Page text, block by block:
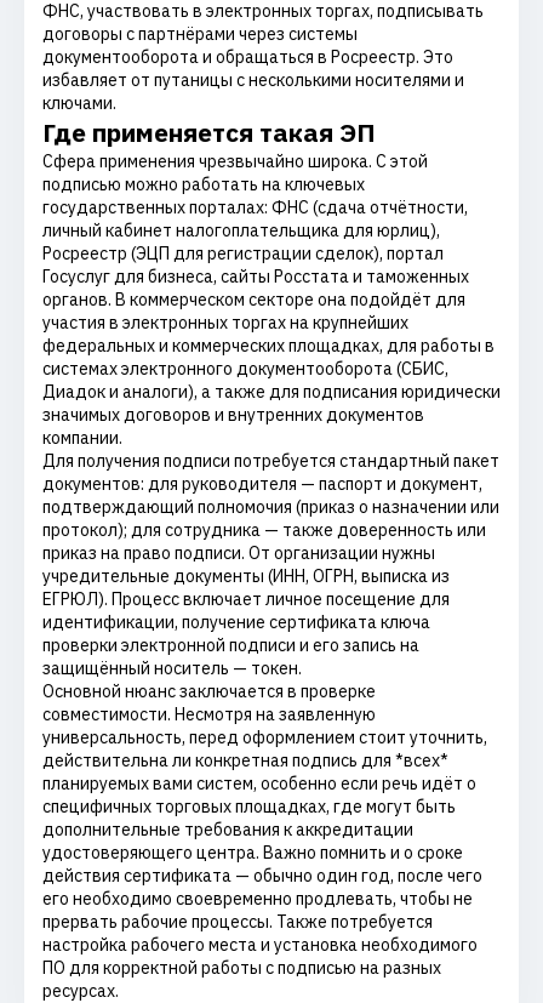
ФНС, участвовать в электронных торгах, подписывать
договоры с партнёрами через системы
документооборота и обращаться в Росреестр. Это
избавляет от путаницы с несколькими носителями и
ключами.
Где применяется такая ЭП
Сфера применения чрезвычайно широка. С этой
подписью можно работать на ключевых
государственных порталах: ФНС (сдача отчётности,
личный кабинет налогоплательщика для юрлиц),
Росреестр (ЭЦП для регистрации сделок), портал
Госуслуг для бизнеса, сайты Росстата и таможенных
органов. В коммерческом секторе она подойдёт для
участия в электронных торгах на крупнейших
федеральных и коммерческих площадках, для работы в
системах электронного документооборота (СБИС,
Диадок и аналоги), а также для подписания юридически
значимых договоров и внутренних документов
компании.
Для получения подписи потребуется стандартный пакет
документов: для руководителя — паспорт и документ,
подтверждающий полномочия (приказ о назначении или
протокол); для сотрудника — также доверенность или
приказ на право подписи. От организации нужны
учредительные документы (ИНН, ОГРН, выписка из
ЕГРЮЛ). Процесс включает личное посещение для
идентификации, получение сертификата ключа
проверки электронной подписи и его запись на
защищённый носитель — токен.
Основной нюанс заключается в проверке
совместимости. Несмотря на заявленную
универсальность, перед оформлением стоит уточнить,
действительна ли конкретная подпись для *всех*
планируемых вами систем, особенно если речь идёт о
специфичных торговых площадках, где могут быть
дополнительные требования к аккредитации
удостоверяющего центра. Важно помнить и о сроке
действия сертификата — обычно один год, после чего
его необходимо своевременно продлевать, чтобы не
прервать рабочие процессы. Также потребуется
настройка рабочего места и установка необходимого
ПО для корректной работы с подписью на разных
ресурсах.